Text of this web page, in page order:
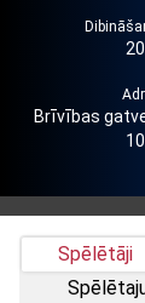
Brīvības
Spēlētāji